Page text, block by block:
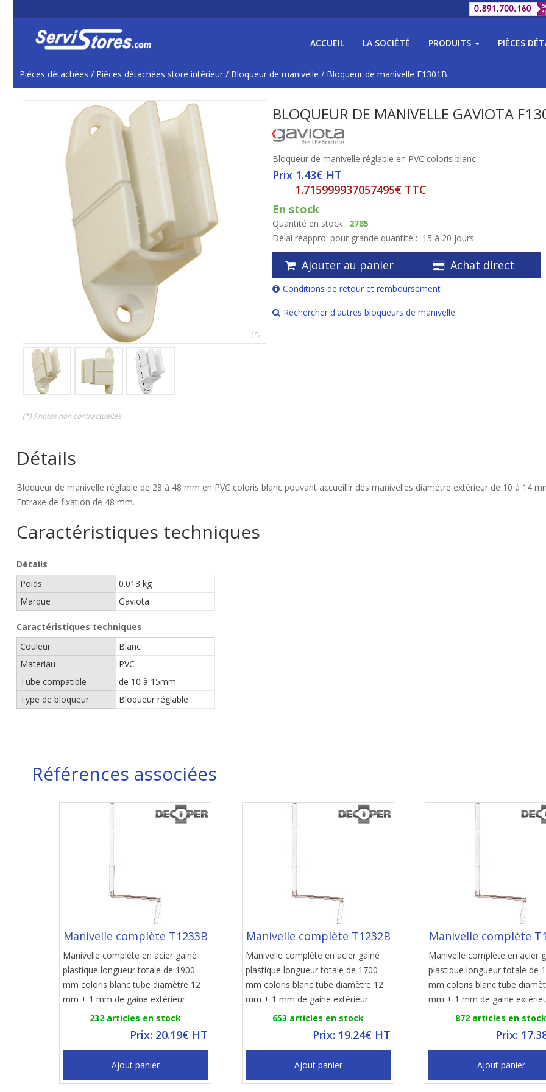
ACCUEIL LA SOCIÉTÉ PRODUITS PIÈCES
Pièces détachées / Pièces détachées store intérieur / Bloqueur de manivelle / Bloqueur de manivelle F1301B
(*)
(*) Photos non contractuelles
BLOQUEUR DE MANIVELLE GAVIOTA
Bloqueur de manivelle réglable en PVC coloris blanc
Prix 1.43€ HT
1.715999937057495€ TTC
En stock
Quantité en stock : 2785
Délai réappro. pour grande quantité : 15 à 20 jours
Ajouter au panier Achat direct
Conditions de retour et remboursement
Rechercher d'autres bloqueurs de manivelle
Détails
Bloqueur de manivelle réglable de 28 à 48 mm en PVC coloris blanc pouvant accueillir des manivelles diamètre extérieur de 10 à 14
Entraxe de fixation de 48 mm.
Caractéristiques techniques
Détails
Poids
0.013 kg
Marque
Gaviota
Caractéristiques techniques
Couleur
Blanc
Materiau
PVC
Tube compatible
de 10 à 15mm
Type de bloqueur
Bloqueur réglable
Références associées
Manivelle complète T1233B
Manivelle complète en acier gainé
plastique longueur totale de 1900
mm coloris blanc tube diamètre 12
mm + 1 mm de gaine extérieur
232 articles en stock
Prix: 20.19€ HT
Ajout panier
Manivelle complète T1232B
Manivelle complète en acier gainé
plastique longueur totale de 1700
mm coloris blanc tube diamètre 12
mm + 1 mm de gaine extérieur
653 articles en stock
Prix: 19.24€ HT
Ajout panier
Manivelle complète
Manivelle complète en acier
plastique longueur totale de
mm coloris blanc tube
mm + 1 mm de gaine
872 articles en stock
Prix:
Ajout panier